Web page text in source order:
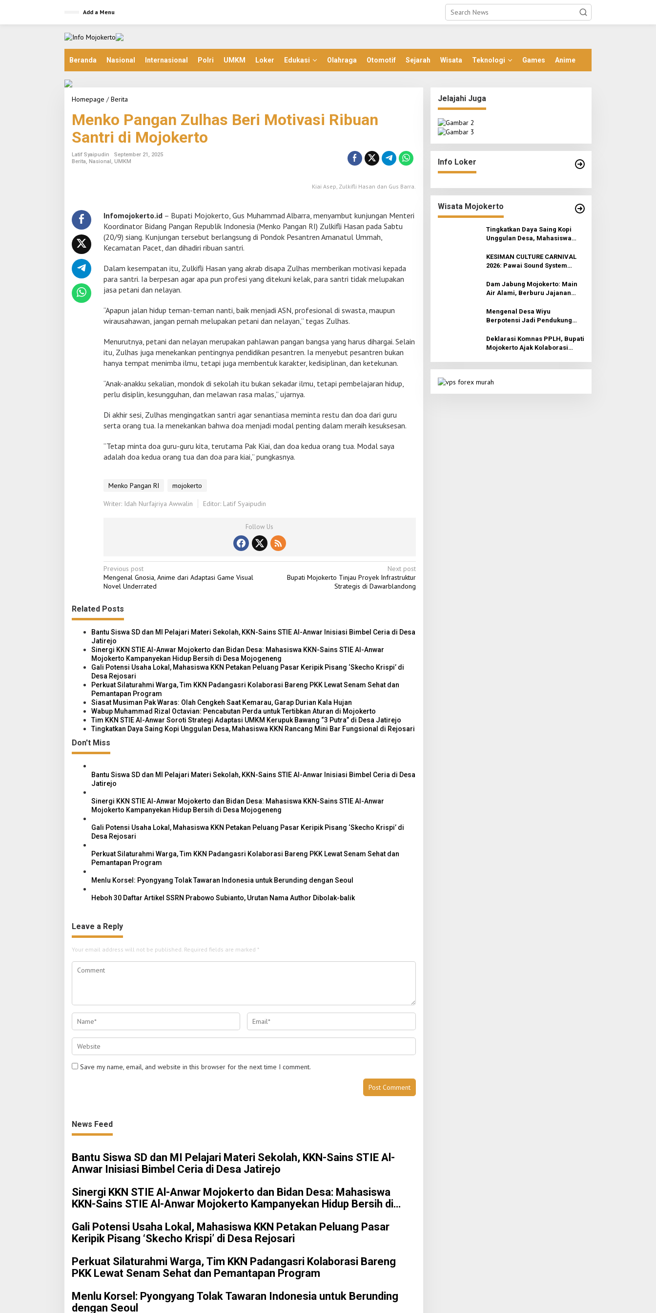
Add a Menu
Beranda Nasional Internasional Polri UMKM Loker Edukasi Olahraga Otomotif Sejarah Wisata Teknologi Games Anime
Homepage / Berita
n
o
P
a
n
l
h
a
s
B
r
M
o
i
v
i
R
i
u
a
n
a
n
i
d
o
o
Menko Pangan Zulhas Beri Motivasi Ribuan
Santri di Mojokerto
Latif Syaipudin
September 21, 2025
Berita, Nasional, UMKM
Kiai Asep, Zulkifli Hasan dan Gus Barra.
Infomojokerto.id– Bupati Mojokerto, Gus Muhammad Albarra, menyambut kunjungan Menteri
Koordinator Bidang Pangan Republik Indonesia (Menko Pangan RI) Zulkifli Hasan pada Sabtu
(20/9) siang. Kunjungan tersebut berlangsung di Pondok Pesantren Amanatul Ummah,
Kecamatan Pacet, dan dihadiri ribuan santri.
Dalam kesempatan itu, Zulkifli Hasan yang akrab disapa Zulhas memberikan motivasi kepada
para santri. Ia berpesan agar apa pun profesi yang ditekuni kelak, para santri tidak melupakan
jasa petani dan nelayan.
“Apapun jalan hidup teman-teman nanti, baik menjadi ASN, profesional di swasta, maupun
wirausahawan, jangan pernah melupakan petani dan nelayan,” tegas Zulhas.
Menurutnya, petani dan nelayan merupakan pahlawan pangan bangsa yang harus dihargai. Selain
itu, Zulhas juga menekankan pentingnya pendidikan pesantren. Ia menyebut pesantren bukan
hanya tempat menimba ilmu, tetapi juga membentuk karakter, kedisiplinan, dan ketekunan.
“Anak-anakku sekalian, mondok di sekolah itu bukan sekadar ilmu, tetapi pembelajaran hidup,
perlu disiplin, kesungguhan, dan melawan rasa malas,” ujarnya.
Di akhir sesi, Zulhas mengingatkan santri agar senantiasa meminta restu dan doa dari guru
serta orang tua. Ia menekankan bahwa doa menjadi modal penting dalam meraih kesuksesan.
“Tetap minta doa guru-guru kita, terutama Pak Kiai, dan doa kedua orang tua. Modal saya
adalah doa kedua orang tua dan doa para kiai,” pungkasnya.
Menko Pangan RI mojokerto
Writer: Idah Nurfajriya Awwalin Editor: Latif Syaipudin
Follow Us
P
o
t
n
a
v
i
g
a
t
i
o
n
Previous post
Mengenal Gnosia, Anime dari Adaptasi Game Visual
Novel Underrated
Next post
Bupati Mojokerto Tinjau Proyek Infrastruktur
Strategis di Dawarblandong
Related Posts
Bantu Siswa SD dan MI Pelajari Materi Sekolah, KKN-Sains STIE Al-Anwar Inisiasi Bimbel Ceria di Desa
Jatirejo
Sinergi KKN STIE Al-Anwar Mojokerto dan Bidan Desa: Mahasiswa KKN-Sains STIE Al-Anwar
Mojokerto Kampanyekan Hidup Bersih di Desa Mojogeneng
Gali Potensi Usaha Lokal, Mahasiswa KKN Petakan Peluang Pasar Keripik Pisang ‘Skecho Krispi’ di
Desa Rejosari
Perkuat Silaturahmi Warga, Tim KKN Padangasri Kolaborasi Bareng PKK Lewat Senam Sehat dan
Pemantapan Program
Siasat Musiman Pak Waras: Olah Cengkeh Saat Kemarau, Garap Durian Kala Hujan
Wabup Muhammad Rizal Octavian: Pencabutan Perda untuk Tertibkan Aturan di Mojokerto
Tim KKN STIE Al-Anwar Soroti Strategi Adaptasi UMKM Kerupuk Bawang “3 Putra” di Desa Jatirejo
Tingkatkan Daya Saing Kopi Unggulan Desa, Mahasiswa KKN Rancang Mini Bar Fungsional di Rejosari
Don't Miss
Bantu Siswa SD dan MI Pelajari Materi Sekolah, KKN-Sains STIE Al-Anwar Inisiasi Bimbel Ceria di Desa
Jatirejo
Sinergi KKN STIE Al-Anwar Mojokerto dan Bidan Desa: Mahasiswa KKN-Sains STIE Al-Anwar
Mojokerto Kampanyekan Hidup Bersih di Desa Mojogeneng
Gali Potensi Usaha Lokal, Mahasiswa KKN Petakan Peluang Pasar Keripik Pisang ‘Skecho Krispi’ di
Desa Rejosari
Perkuat Silaturahmi Warga, Tim KKN Padangasri Kolaborasi Bareng PKK Lewat Senam Sehat dan
Pemantapan Program
Menlu Korsel: Pyongyang Tolak Tawaran Indonesia untuk Berunding dengan Seoul
Heboh 30 Daftar Artikel SSRN Prabowo Subianto, Urutan Nama Author Dibolak-balik
Leave a Reply
Your email address will not be published. Required fields are marked *
Save my name, email, and website in this browser for the next time I comment.
News Feed
Bantu Siswa SD dan MI Pelajari Materi Sekolah, KKN-Sains STIE Al-
Anwar Inisiasi Bimbel Ceria di Desa Jatirejo
Sinergi KKN STIE Al-Anwar Mojokerto dan Bidan Desa: Mahasiswa
KKN-Sains STIE Al-Anwar Mojokerto Kampanyekan Hidup Bersih di
Gali Potensi Usaha Lokal, Mahasiswa KKN Petakan Peluang Pasar
Keripik Pisang ‘Skecho Krispi’ di Desa Rejosari
Perkuat Silaturahmi Warga, Tim KKN Padangasri Kolaborasi Bareng
PKK Lewat Senam Sehat dan Pemantapan Program
Menlu Korsel: Pyongyang Tolak Tawaran Indonesia untuk Berunding
dengan Seoul
Jelajahi Juga
Info Loker
Wisata Mojokerto
Tingkatkan Daya Saing Kopi
Unggulan Desa, Mahasiswa
Fungsional di Rejosari
KESIMAN CULTURE CARNIVAL
2026: Pawai Sound System
Mojokerto
Dam Jabung Mojokerto: Main
Air Alami, Berburu Jajanan
Aman!
Mengenal Desa Wiyu
Berpotensi Jadi Pendukung
Deklarasi Komnas PPLH, Bupati
Mojokerto Ajak Kolaborasi